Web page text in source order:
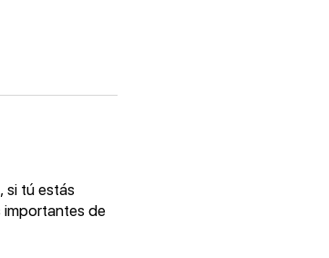
si tú estás
importantes de